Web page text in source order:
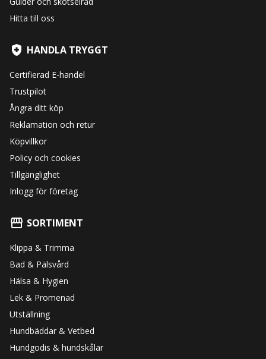
Hitta till oss
HANDLA TRYGGT
Certifierad E-handel
Trustpilot
Ångra ditt köp
Reklamation och retur
Köpvillkor
Policy och cookies
Tillgänglighet
Inlogg för företag
SORTIMENT
Klippa & Trimma
Bad & Pälsvård
Hälsa & Hygien
Lek & Promenad
Utställning
Hundbäddar & Vetbed
Hundgodis & hundskålar